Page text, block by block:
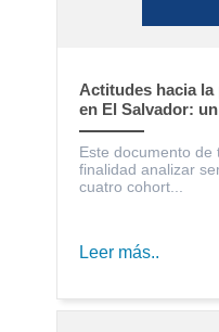
Actitudes hacia
en El Salvador:
generacionales
Este documento de
finalidad analizar
cuatro cohort...
Leer más..